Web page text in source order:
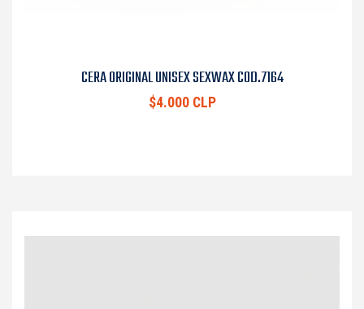
CERA ORIGINAL UNISEX SEXWAX COD.7164
$4.000 CLP